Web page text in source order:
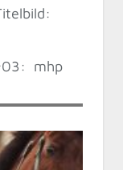
mhp